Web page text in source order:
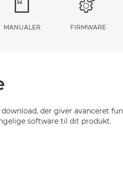
MANUALER FIRMWARE
der giver avanceret
software til dit produkt.